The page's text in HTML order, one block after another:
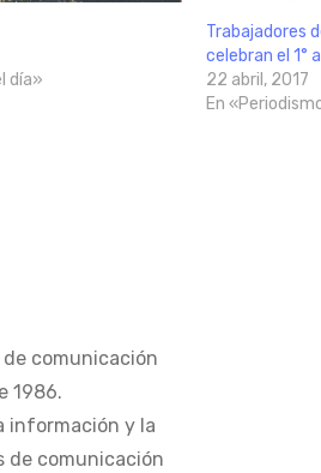
día»
Trabajadores
celebran el 1°
22 abril, 2017
En
comunicación
1986.
información y la
de comunicación